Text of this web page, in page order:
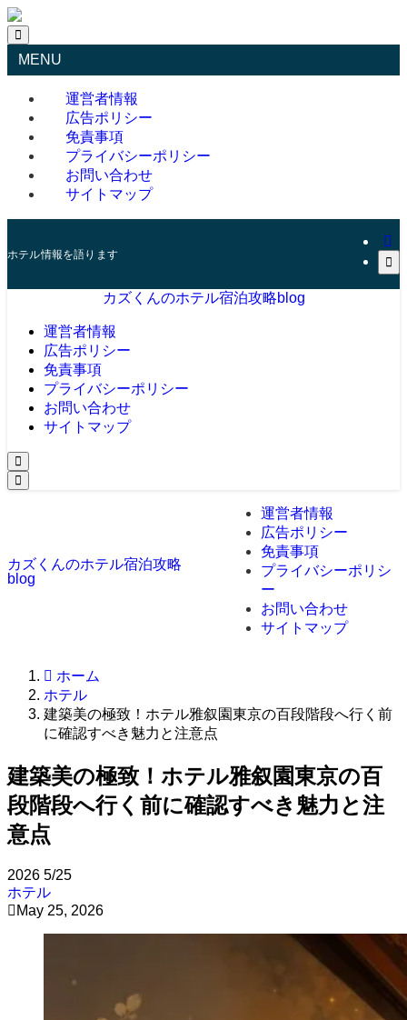
MENU
運営者情報
広告ポリシー
免責事項
プライバシーポリシー
お問い合わせ
サイトマップ
ホテル情報を語ります
カズくんのホテル宿泊攻略blog
運営者情報
広告ポリシー
免責事項
プライバシーポリシー
お問い合わせ
サイトマップ
カズくんのホテル宿泊攻略
blog
運営者情報
広告ポリシー
免責事項
プライバシーポリシ
ー
お問い合わせ
サイトマップ
ホーム
ホテル
建築美の極致！ホテル雅叙園東京の百段階段へ行く前
に確認すべき魅力と注意点
建築美の極致！ホテル雅叙園東京の百
段階段へ行く前に確認すべき魅力と注
意点
2026 5/25
ホテル
May 25, 2026